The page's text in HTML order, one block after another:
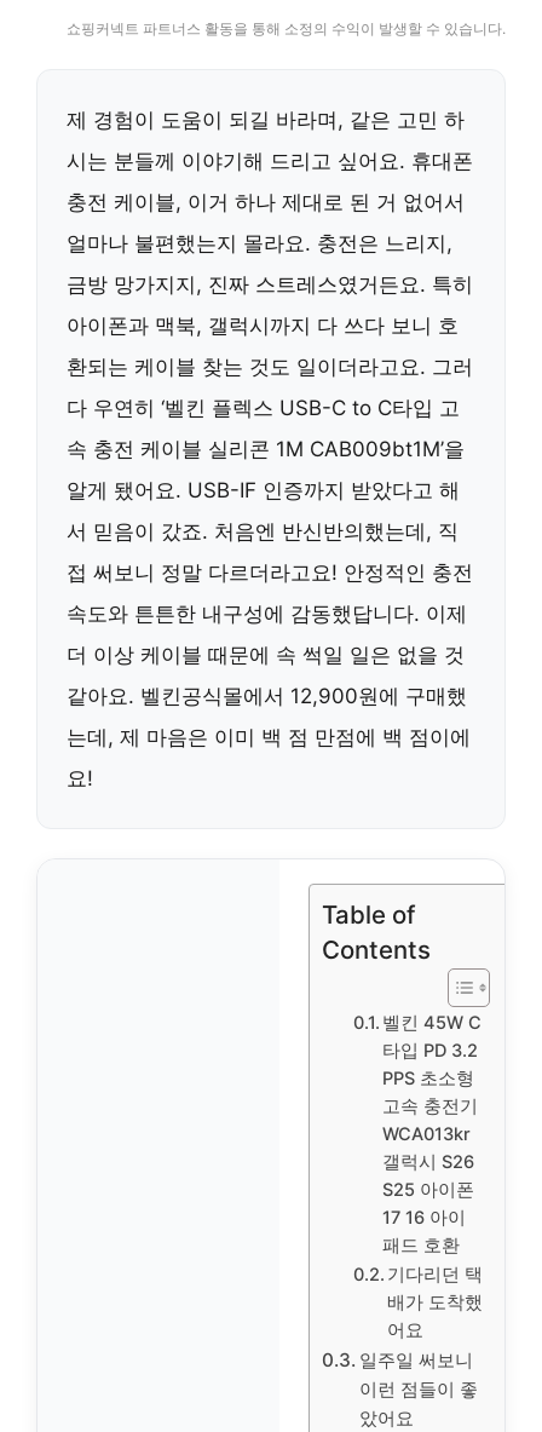
쇼핑커넥트 파트너스 활동을 통해 소정의 수익이 발생할 수 있습니다.
제 경험이 도움이 되길 바라며, 같은 고민 하
시는 분들께 이야기해 드리고 싶어요. 휴대폰
충전 케이블, 이거 하나 제대로 된 거 없어서
얼마나 불편했는지 몰라요. 충전은 느리지,
금방 망가지지, 진짜 스트레스였거든요. 특히
아이폰과 맥북, 갤럭시까지 다 쓰다 보니 호
환되는 케이블 찾는 것도 일이더라고요. 그러
다 우연히 ‘벨킨 플렉스 USB-C to C타입 고
속 충전 케이블 실리콘 1M CAB009bt1M’을
알게 됐어요. USB-IF 인증까지 받았다고 해
서 믿음이 갔죠. 처음엔 반신반의했는데, 직
접 써보니 정말 다르더라고요! 안정적인 충전
속도와 튼튼한 내구성에 감동했답니다. 이제
더 이상 케이블 때문에 속 썩일 일은 없을 것
같아요. 벨킨공식몰에서 12,900원에 구매했
는데, 제 마음은 이미 백 점 만점에 백 점이에
요!
Table of
Contents
벨킨 45W C
타입 PD 3.2
PPS 초소형
고속 충전기
WCA013kr
갤럭시 S26
S25 아이폰
17 16 아이
패드 호환
기다리던 택
배가 도착했
어요
일주일 써보니
이런 점들이 좋
았어요